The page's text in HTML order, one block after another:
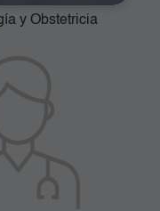
y Obstetricia